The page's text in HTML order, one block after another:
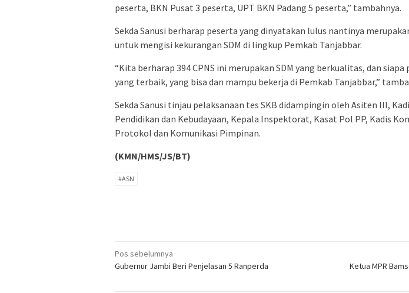
peserta, BKN Pusat 3 peserta, UPT BKN Padang 5 peserta,” tambahnya.
Sekda Sanusi berharap peserta yang dinyatakan lulus nantinya
untuk mengisi kekurangan SDM di lingkup Pemkab Tanjabbar.
“Kita berharap 394 CPNS ini merupakan SDM yang berkualitas, dan siapa
yang terbaik, yang bisa dan mampu bekerja di Pemkab Tanjabbar,”
Sekda Sanusi tinjau pelaksanaan tes SKB didampingin oleh Asiten III,
Pendidikan dan Kebudayaan, Kepala Inspektorat, Kasat Pol PP, Kadis
Protokol dan Komunikasi Pimpinan.
(KMN/HMS/JS/BT)
#ASN
Navigasi
pos
Pos sebelumnya
Gubernur Jambi Beri Penjelasan 5 Ranperda
Ketua MPR